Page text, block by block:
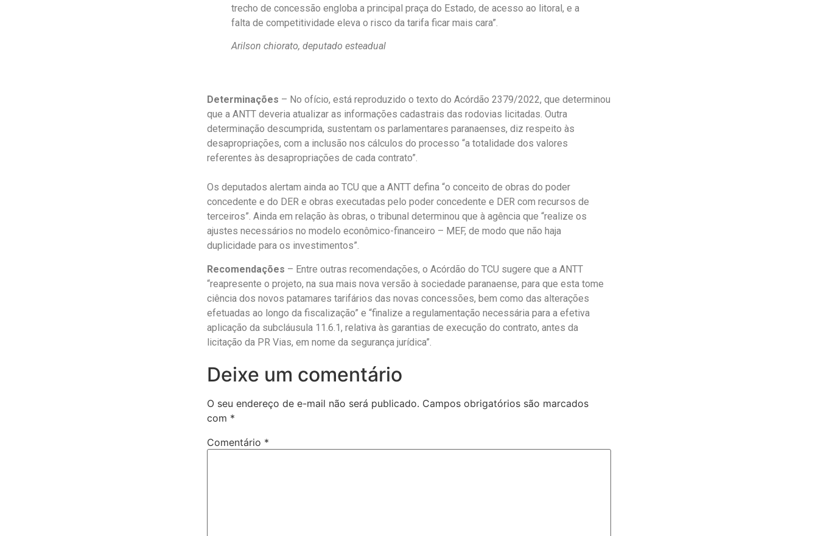
trecho de concessão engloba a principal praça do Estado, de acesso ao litoral, e a
falta de competitividade eleva o risco da tarifa ficar mais cara”.
Arilson chiorato, deputado esteadual
Determinações – No ofício, está reproduzido o texto do Acórdão 2379/2022, que determinou
que a ANTT deveria atualizar as informações cadastrais das rodovias licitadas. Outra
determinação descumprida, sustentam os parlamentares paranaenses, diz respeito às
desapropriações, com a inclusão nos cálculos do processo “a totalidade dos valores
referentes às desapropriações de cada contrato”.
Os deputados alertam ainda ao TCU que a ANTT defina “o conceito de obras do poder
concedente e do DER e obras executadas pelo poder concedente e DER com recursos de
terceiros”. Ainda em relação às obras, o tribunal determinou que à agência que “realize os
ajustes necessários no modelo econômico-financeiro – MEF, de modo que não haja
duplicidade para os investimentos”.
Recomendações – Entre outras recomendações, o Acórdão do TCU sugere que a ANTT
“reapresente o projeto, na sua mais nova versão à sociedade paranaense, para que esta tome
ciência dos novos patamares tarifários das novas concessões, bem como das alterações
efetuadas ao longo da fiscalização” e “finalize a regulamentação necessária para a efetiva
aplicação da subcláusula 11.6.1, relativa às garantias de execução do contrato, antes da
licitação da PR Vias, em nome da segurança jurídica”.
Deixe um comentário
O seu endereço de e-mail não será publicado. Campos obrigatórios são marcados
com *
Comentário *